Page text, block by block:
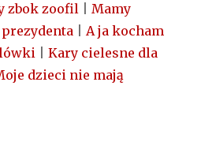
zbok zoofil
Mamy
A ja kocham
Kary cielesne dla
dzieci nie mają